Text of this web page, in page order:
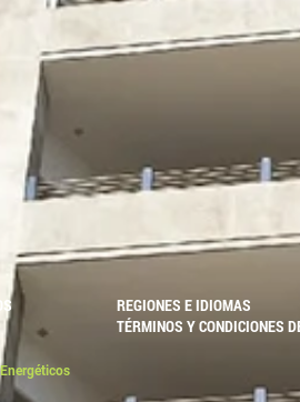
REGIONES E IDIOMAS
TÉRMINOS Y CONDICIONES